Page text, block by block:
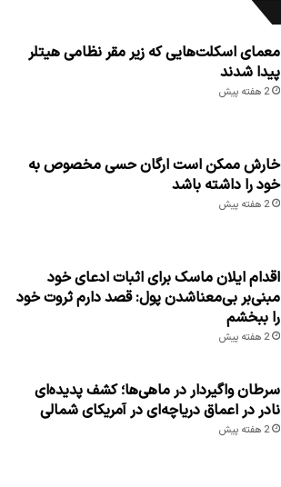
معمای اسکلت‌هایی که زیر مقر نظامی هیتلر
پیدا شدند
2 هفته پیش
خارش ممکن است ارگان حسی مخصوص به
خود را داشته باشد
2 هفته پیش
اقدام ایلان ماسک برای اثبات ادعای خود
مبنی‌بر بی‌معناشدن پول: قصد دارم ثروت خود
را ببخشم
2 هفته پیش
سرطان واگیردار در ماهی‌ها؛ کشف پدیده‌ای
نادر در اعماق دریاچه‌ای در آمریکای شمالی
2 هفته پیش